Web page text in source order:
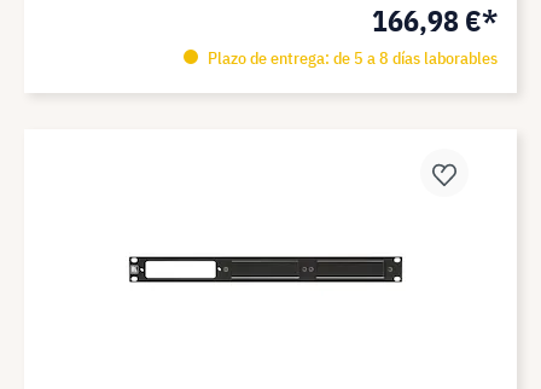
166,98 €*
Plazo de entrega: de 5 a 8 días laborables